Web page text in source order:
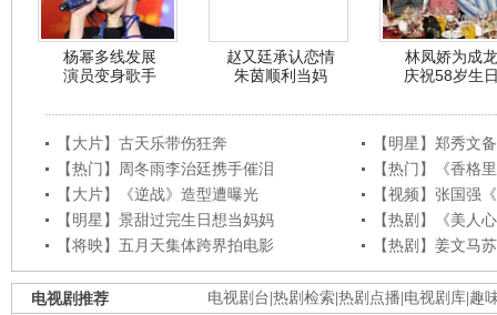
杨幂多线发展
演员变身歌手
赵又廷承认恋情
朱茵顺利当妈
林凤娇为成龙
庆祝58岁生
【大片】古天乐带伤狂奔
【明星】郑秀文
【热门】周冬雨李治廷携手催泪
【热门】《香格
【大片】《逆战》造型遭曝光
【视频】张国强
【明星】景甜过完生日想当妈妈
【热剧】《美人
【将映】五月天集体跨界拍电影
【热剧】姜文马
电视剧台 热剧检索 热剧点播 电视剧库 趣
电视剧推荐